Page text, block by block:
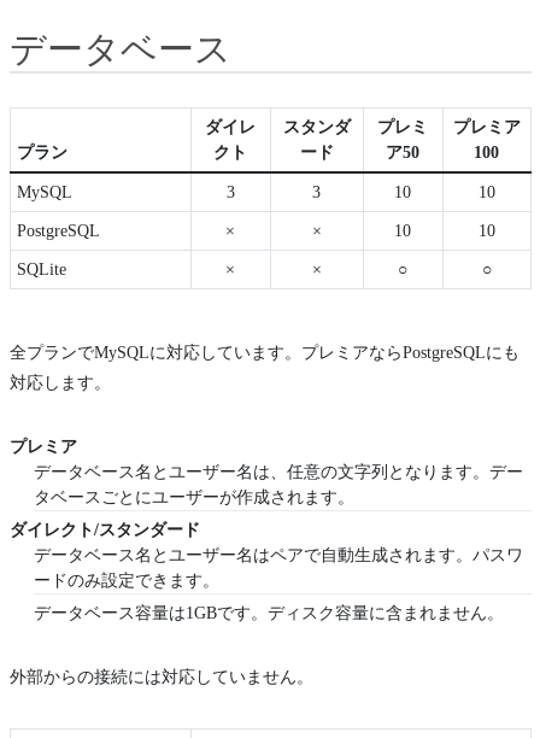
データベース
プラン
ダイレ
クト
スタンダ
ード
プレミ
ア50
プレミア
100
MySQL 3 3 10 10
PostgreSQL × × 10 10
SQLite × × ○ ○
全プランでMySQLに対応しています。プレミアならPostgreSQLにも
対応します。
プレミア
データベース名とユーザー名は、任意の文字列となります。デー
タベースごとにユーザーが作成されます。
ダイレクト/スタンダード
データベース名とユーザー名はペアで自動生成されます。パスワ
ードのみ設定できます。
データベース容量は1GBです。ディスク容量に含まれません。
外部からの接続には対応していません。